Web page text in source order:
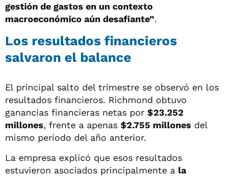
gestión de gastos en un contexto
macroeconómico aún desafiante”.
Los resultados financieros
salvaron el balance
El principal salto del trimestre se observó en los
resultados financieros. Richmond obtuvo
ganancias financieras netas por $23.252
millones, frente a apenas $2.755 millones del
mismo período del año anterior.
La empresa explicó que esos resultados
estuvieron asociados principalmente a la